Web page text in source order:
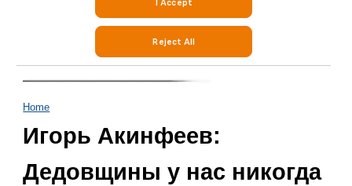
Home
Игорь Акинфеев:
Дедовщины у нас никогда